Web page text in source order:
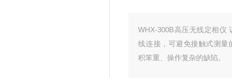
WHX-300B高压无线定相仪
线连接，可避免接触式测量
积笨重、操作复杂的缺陷。